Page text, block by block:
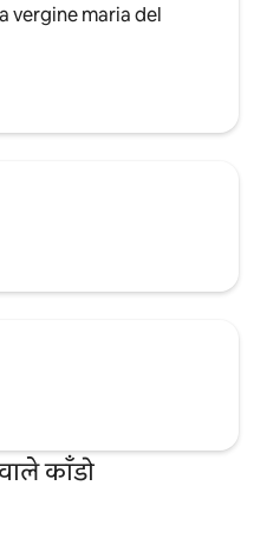
vergine maria del
काँडो